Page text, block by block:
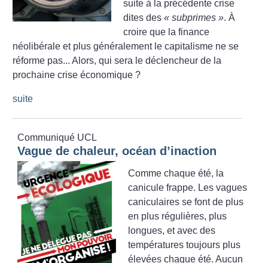
suite à la précédente crise
dites des« subprimes ». À
croire que la finance
néolibérale et plus généralement le capitalisme ne se
réforme pas... Alors, qui sera le déclencheur de la
prochaine crise économique ?
suite
Communiqué UCL
Vague de chaleur, océan d’inaction
Comme chaque été, la
canicule frappe. Les vagues
caniculaires se font de plus
en plus régulières, plus
longues, et avec des
températures toujours plus
élevées chaque été. Aucun